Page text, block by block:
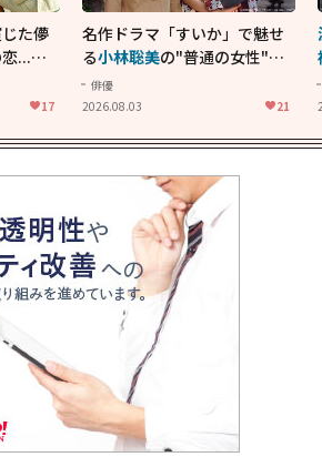
た儚
...生
くれ
で、17
名作ドラマ「すいか」で魅せ
る小林聡美の"普通の女性"が
大人に刺さる...映画「かもめ
食堂」にも通じる静かな芝居
俳優
2026.08.03
21